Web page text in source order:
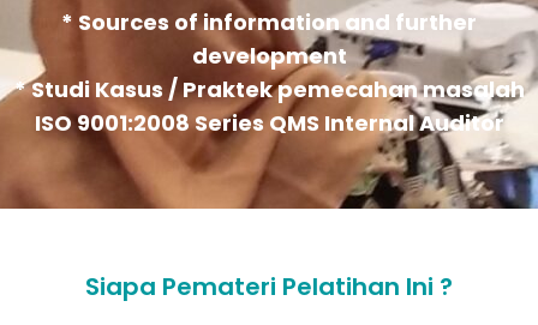
* Sources of information and further
development
* Studi Kasus / Praktek pemecahan masalah
ISO 9001:2008 Series QMS Internal Auditor
Siapa Pemateri Pelatihan Ini ?